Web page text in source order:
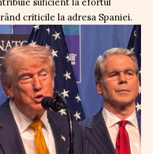
criticile la adresa Spaniei.